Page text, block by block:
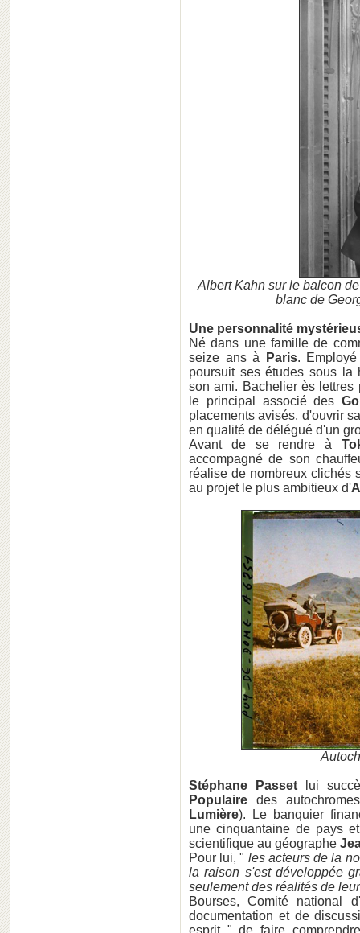
Albert Kahn sur le balcon
blanc de
Une personnalité
Né dans une famille de
seize ans à
Paris.
poursuit ses études sous la
son ami. Bachelier ès
le principal associé des
placements avisés, d'ouvrir
en qualité de délégué d'un
Avant de se rendre à
accompagné de son
réalise de nombreux clichés
au projet le plus ambitieux d'
Stéphane Passet lui
Populaire des
Lumière). Le banquier
une cinquantaine de pays
scientifique au géographe
Pour lui, " les acteurs de la
la raison s'est développée
seulement des réalités de
Bourses, Comité national
documentation et de
esprit " de faire